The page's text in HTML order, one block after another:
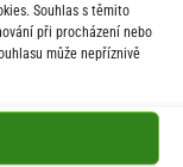
Souhlas s těmito
při procházení nebo
může nepříznivě